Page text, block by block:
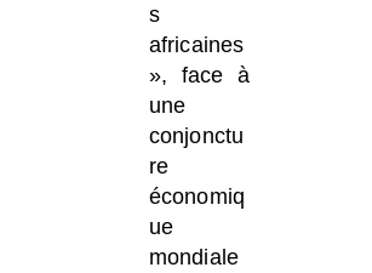
s
africaines
», face à
une
conjonctu
re
économiq
ue
mondiale